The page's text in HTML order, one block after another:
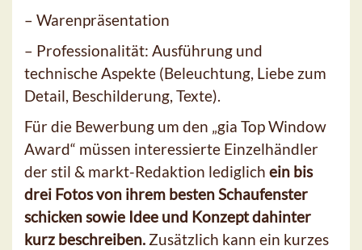
– Warenpräsentation
– Professionalität: Ausführung und
technische Aspekte (Beleuchtung, Liebe zum
Detail, Beschilderung, Texte).
Für die Bewerbung um den „gia Top Window
Award“ müssen interessierte Einzelhändler
der stil & markt-Redaktion lediglich ein bis
drei Fotos von ihrem besten Schaufenster
schicken sowie Idee und Konzept dahinter
kurz beschreiben. Zusätzlich kann ein kurzes